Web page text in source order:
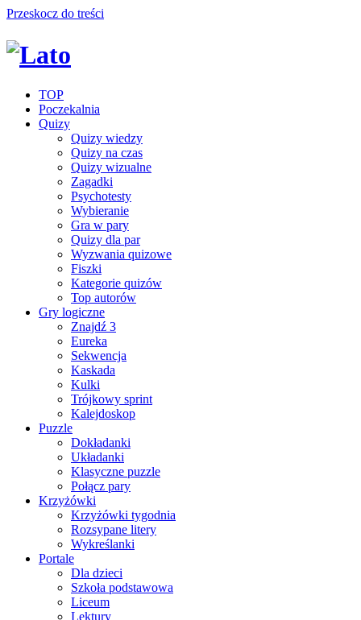
Przeskocz do treści
TOP
Poczekalnia
Quizy
Quizy wiedzy
Quizy na czas
Quizy wizualne
Zagadki
Psychotesty
Wybieranie
Gra w pary
Quizy dla par
Wyzwania quizowe
Fiszki
Kategorie quizów
Top autorów
Gry logiczne
Znajdź 3
Eureka
Sekwencja
Kaskada
Kulki
Trójkowy sprint
Kalejdoskop
Puzzle
Dokładanki
Układanki
Klasyczne puzzle
Połącz pary
Krzyżówki
Krzyżówki tygodnia
Rozsypane litery
Wykreślanki
Portale
Dla dzieci
Szkoła podstawowa
Liceum
Lektury